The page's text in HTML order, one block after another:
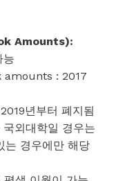
Amounts):
능
: 2017
년부터 폐지됨
외대학일 경우는
는 경우에만 해당